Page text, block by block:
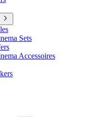
Sets
Accessoires